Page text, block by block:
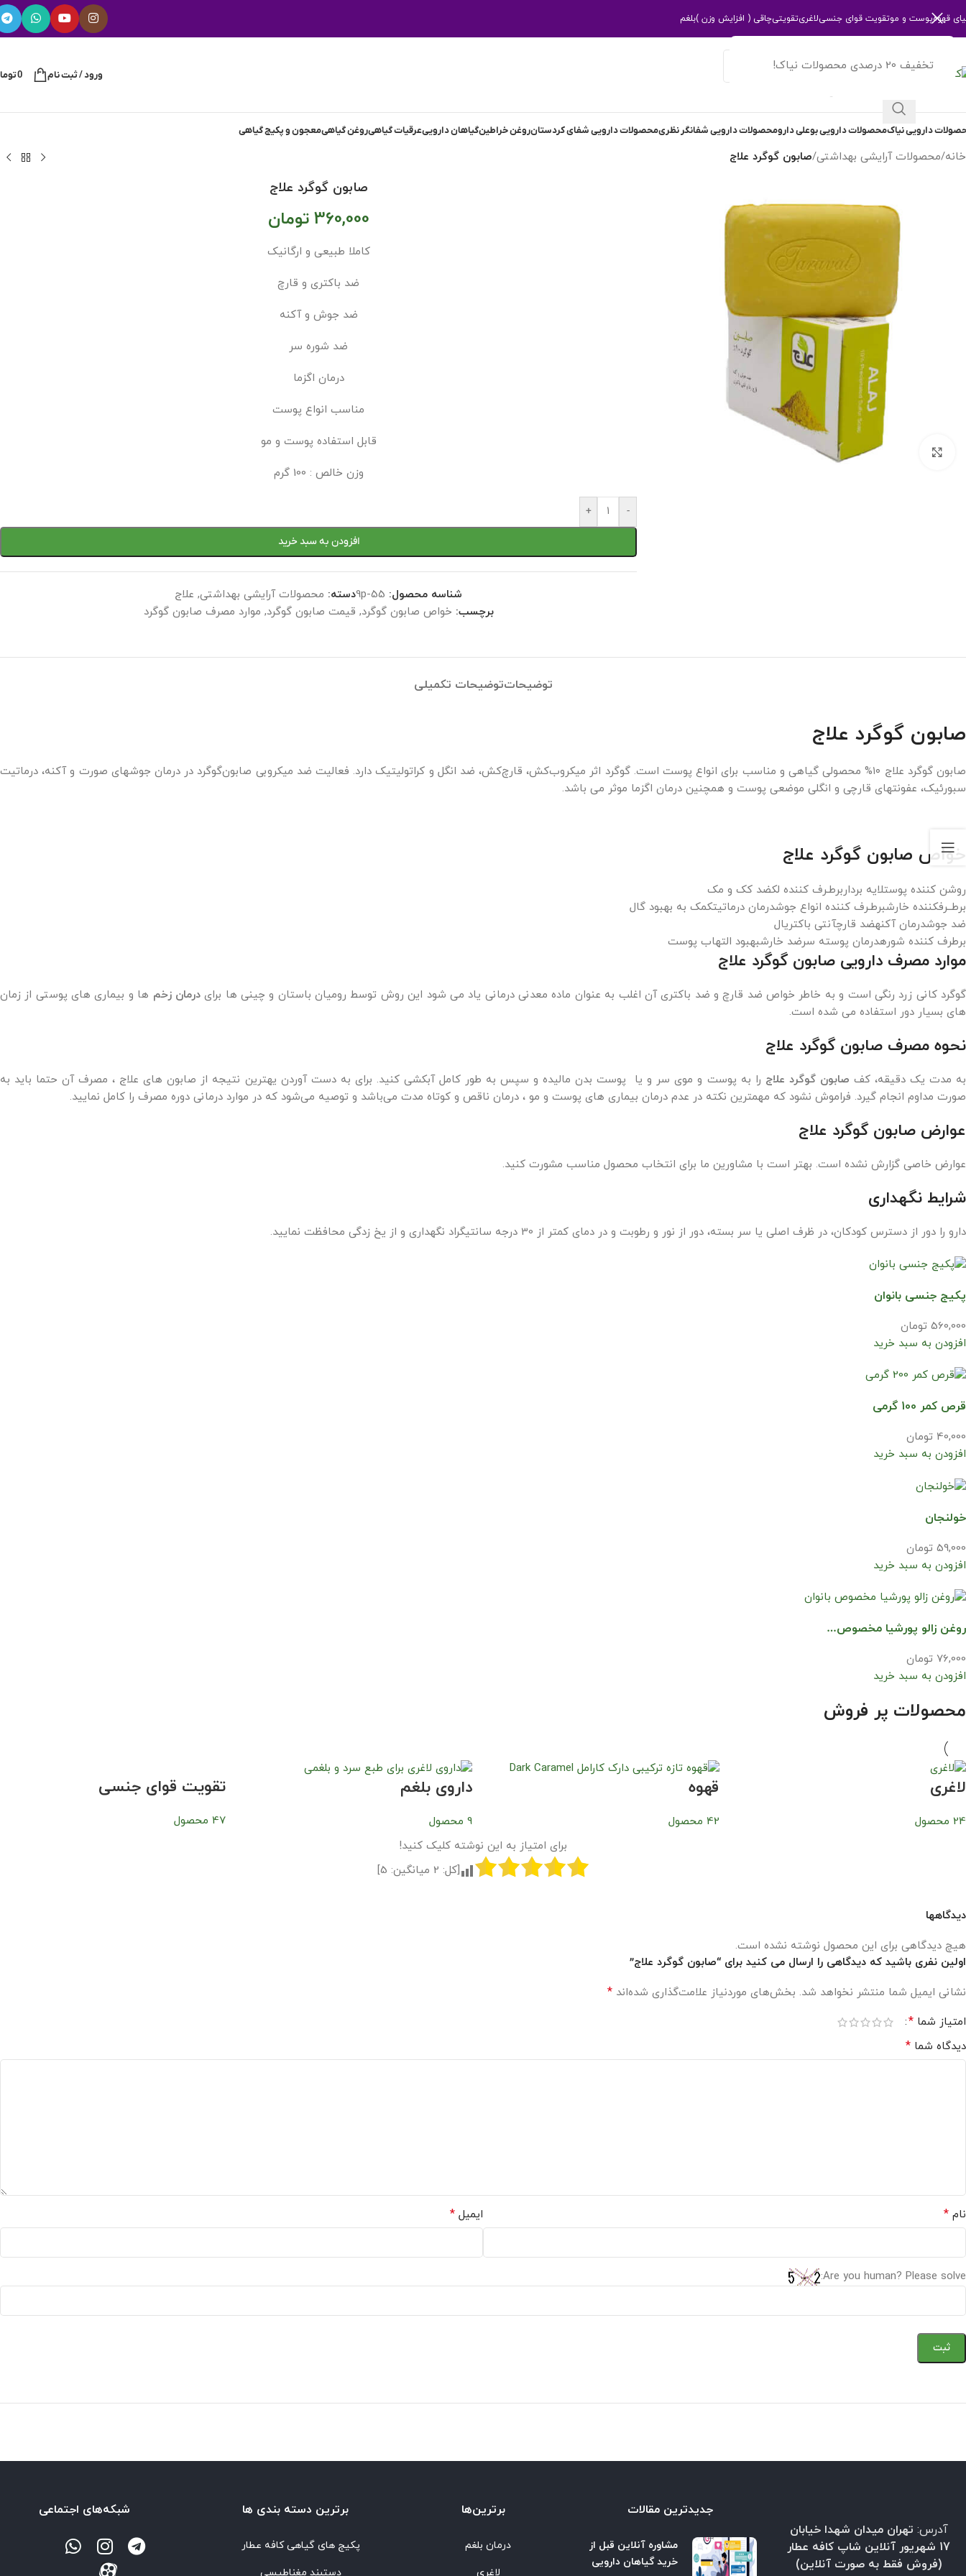
تخفیف 20 درصدی محصولات نیاک!
قهوهپوست و موتقویت قوای جنسیلاغریتقویتیچاقی ( افزایش وزن )بلغم
ورود / ثبت نام 0
دارویی نیاکمحصولات دارویی بوعلی دارومحصولات دارویی شفانگر نظریمحصولات دارویی شفای کردستانروغن خراطینگیاهان داروییعرقیات گیاهیروغن گیاهیمعجون و پکیج گیاهی
خانه/محصولات آرایشی بهداشتی/صابون گوگرد علاج
بزرگنمایی تصویر
صابون گوگرد علاج
360,000 تومان
کاملا طبیعی و ارگانیک
ضد باکتری و قارچ
ضد جوش و آکنه
ضد شوره سر
درمان اگزما
مناسب انواع پوست
قابل استفاده پوست و مو
وزن خالص : 100 گرم
-
+
افزودن به سبد خرید
شناسه محصول: 9p-55دسته: محصولات آرایشی بهداشتی, علاج
برچسب: خواص صابون گوگرد, قیمت صابون گوگرد, موارد مصرف صابون گوگرد
توضیحاتتوضیحات تکمیلی
صابون گوگرد علاج
صابون گوگرد علاج ۱۰% محصولی گیاهی و مناسب برای انواع پوست است. گوگرد اثر میکروب‌کش، قارچ‌کش، ضد انگل و کراتولیتیک دارد. فعالیت ضد میکروبی صابون‌گوگرد در درمان جوشهای صورت و آکنه، درماتیت
سبورئیک، عفونتهای قارچی و انگلی موضعی پوست و همچنین درمان اگزما موثر می باشد.
خواص صابون گوگرد علاج
روشن کننده پوستلایه برداربرطـرف کننده لکضد کک و مک
برطــرف‏کننده خارشبرطـرف کننده انواع جوشدرمان درماتیتکمک به بهبود گال
ضد جوشدرمان آکنهضد قارچآنتی باکتریال
برطرف کننده شورهدرمان پوسته سرضد خارشبهبود التهاب پوست
موارد مصرف دارویی صابون گوگرد علاج
گوگرد کانی زرد رنگی است و به خاطر خواص ضد قارچ و ضد باکتری آن اغلب به عنوان ماده معدنی درمانی یاد می شود این روش توسط رومیان باستان و چینی ها برایدرمان زخم ها و بیماری های پوستی از زمان
های بسیار دور استفاده می شده است.
نحوه مصرف صابون گوگرد علاج
به مدت یک دقیقه، کف صابون گوگرد علاج را به پوست و موی سر و یا پوست بدن مالیده و سپس به طور کامل آبکشی کنید. برای به دست آوردن یهترین نتیجه از صابون های علاج ، مصرف آن حتما باید به
صورت مداوم انجام گیرد. فراموش نشود که مهمترین نکته در عدم درمان بیماری های پوست و مو ، درمان ناقص و کوتاه مدت می‌باشد و توصیه می‌شود که در موارد درمانی دوره مصرف را کامل نمایید.
عوارض صابون گوگرد علاج
عوارض خاصی گزارش نشده است. بهتر است با مشاورین ما برای انتخاب محصول مناسب مشورت کنید.
شرایط نگهداری
دارو را دور از دسترس کودکان، در ظرف اصلی یا سر بسته، دور از نور و رطوبت و در دمای کمتر از 30 درجه سانتیگراد نگهداری و از یخ زدگی محافظت نمایید.
پکیج جنسی بانوان
560,000 تومان
افزودن به سبد خرید
قرص کمر 100 گرمی
40,000 تومان
افزودن به سبد خرید
خولنجان
59,000 تومان
افزودن به سبد خرید
روغن زالو پورشیا مخصوص…
76,000 تومان
افزودن به سبد خرید
محصولات پر فروش
لاغری
24 محصول
قهوه
42 محصول
داروی بلغم
9 محصول
تقویت قوای جنسی
47 محصول
برای امتیاز به این نوشته کلیک کنید!
[کل: 2 میانگین: 5
]
دیدگاهها
هیچ دیدگاهی برای این محصول نوشته نشده است.
اولین نفری باشید که دیدگاهی را ارسال می کنید برای “صابون گوگرد علاج”
نشانی ایمیل شما منتشر نخواهد شد. بخش‌های موردنیاز علامت‌گذاری شده‌اند *
امتیاز شما *
دیدگاه شما *
نام * ایمیل *
Are you human? Please solve:
آدرس: تهران میدان شهدا خیابان
17 شهریور آنلاین شاپ کافه عطار
(فروش فقط به صورت آنلاین)
جدیدترین مقالات
مشاوره آنلاین قبل از
خرید گیاهان دارویی
برترین‌ها
درمان بلغم
لاغری
برترین‌ دسته بندی ها
پکیج های گیاهی کافه عطار
دستبند مغناطیسی
شبکه‌های اجتماعی